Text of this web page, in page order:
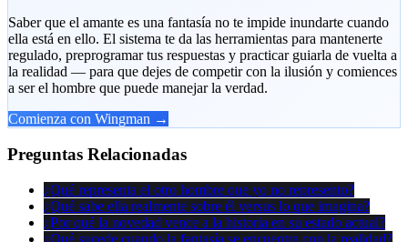
Saber que el amante es una fantasía no te impide inundarte cuando
ella está en ello. El sistema te da las herramientas para mantenerte
regulado, preprogramar tus respuestas y practicar guiarla de vuelta a
la realidad — para que dejes de competir con la ilusión y comiences
a ser el hombre que puede manejar la verdad.
Comienza con Wingman →
Preguntas Relacionadas
¿Qué representa el otro hombre que yo no represento?
¿Qué sabe ella realmente sobre él versus lo que imagina?
¿Por qué la novedad vence a la historia en su estado actual?